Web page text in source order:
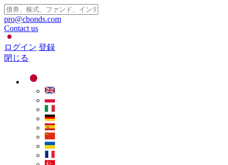
pro@cbonds.com
Contact us
ログイン 登録
閉じる